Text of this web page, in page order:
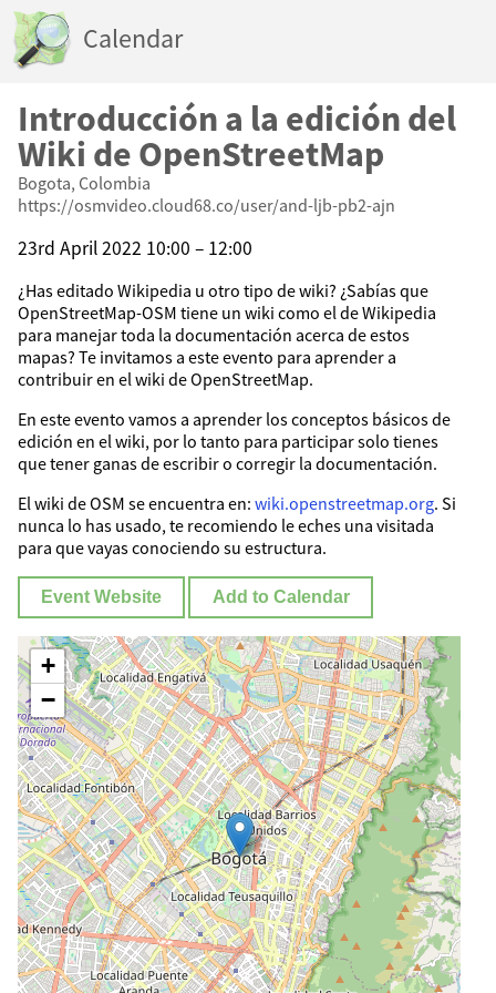
Calendar
Introducción a la edición del
Wiki de OpenStreetMap
Bogota, Colombia
https://osmvideo.cloud68.co/user/and-ljb-pb2-ajn
23rd April 2022 10:00 – 12:00
¿Has editado Wikipedia u otro tipo de wiki? ¿Sabías que
OpenStreetMap-OSM tiene un wiki como el de Wikipedia
para manejar toda la documentación acerca de estos
mapas? Te invitamos a este evento para aprender a
contribuir en el wiki de OpenStreetMap.
En este evento vamos a aprender los conceptos básicos de
edición en el wiki, por lo tanto para participar solo tienes
que tener ganas de escribir o corregir la documentación.
El wiki de OSM se encuentra en: wiki.openstreetmap.org. Si
nunca lo has usado, te recomiendo le eches una visitada
para que vayas conociendo su estructura.
Event Website Add to Calendar
+
−